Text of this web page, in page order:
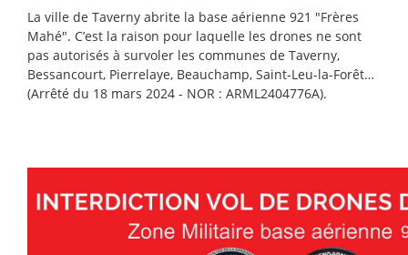
La ville de Taverny abrite la base aérienne 921 "Frères
Mahé". C’est la raison pour laquelle les drones ne sont
pas autorisés à survoler les communes de Taverny,
Bessancourt, Pierrelaye, Beauchamp, Saint-Leu-la-Forêt…
(Arrêté du 18 mars 2024 - NOR : ARML2404776A).